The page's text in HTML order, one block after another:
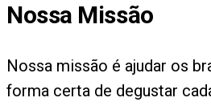
Nossa Missão
Nossa missão é ajudar os
forma certa de degustar